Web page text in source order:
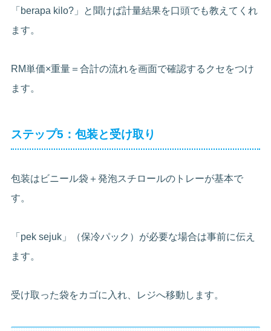
「berapa kilo?」と聞けば計量結果を口頭でも教えてくれ
ます。
RM単価×重量＝合計の流れを画面で確認するクセをつけ
ます。
ステップ5：包装と受け取り
包装はビニール袋＋発泡スチロールのトレーが基本で
す。
「pek sejuk」（保冷パック）が必要な場合は事前に伝え
ます。
受け取った袋をカゴに入れ、レジへ移動します。